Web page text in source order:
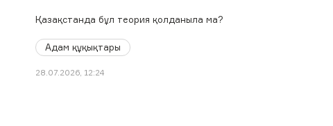
Қазақстанда бұл теория қолданыла ма?
Адам құқықтары
28.07.2026, 12:24